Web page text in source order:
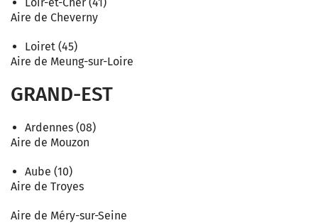
Aire de Cheverny
Loiret (45)
Aire de Meung-sur-Loire
GRAND-EST
Ardennes (08)
Aire de Mouzon
Aube (10)
Aire de Troyes
Aire de Méry-sur-Seine